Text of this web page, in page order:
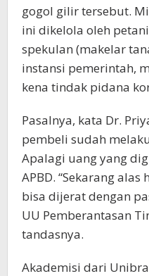
gogol gilir tersebut.
ini dikelola oleh
spekulan (makelar
instansi pemerintah,
kena tindak pidana
Pasalnya, kata Dr.
pembeli sudah
Apalagi uang yang
APBD. “Sekarang alas
bisa dijerat dengan
UU Pemberantasan
tandasnya.
Akademisi dari